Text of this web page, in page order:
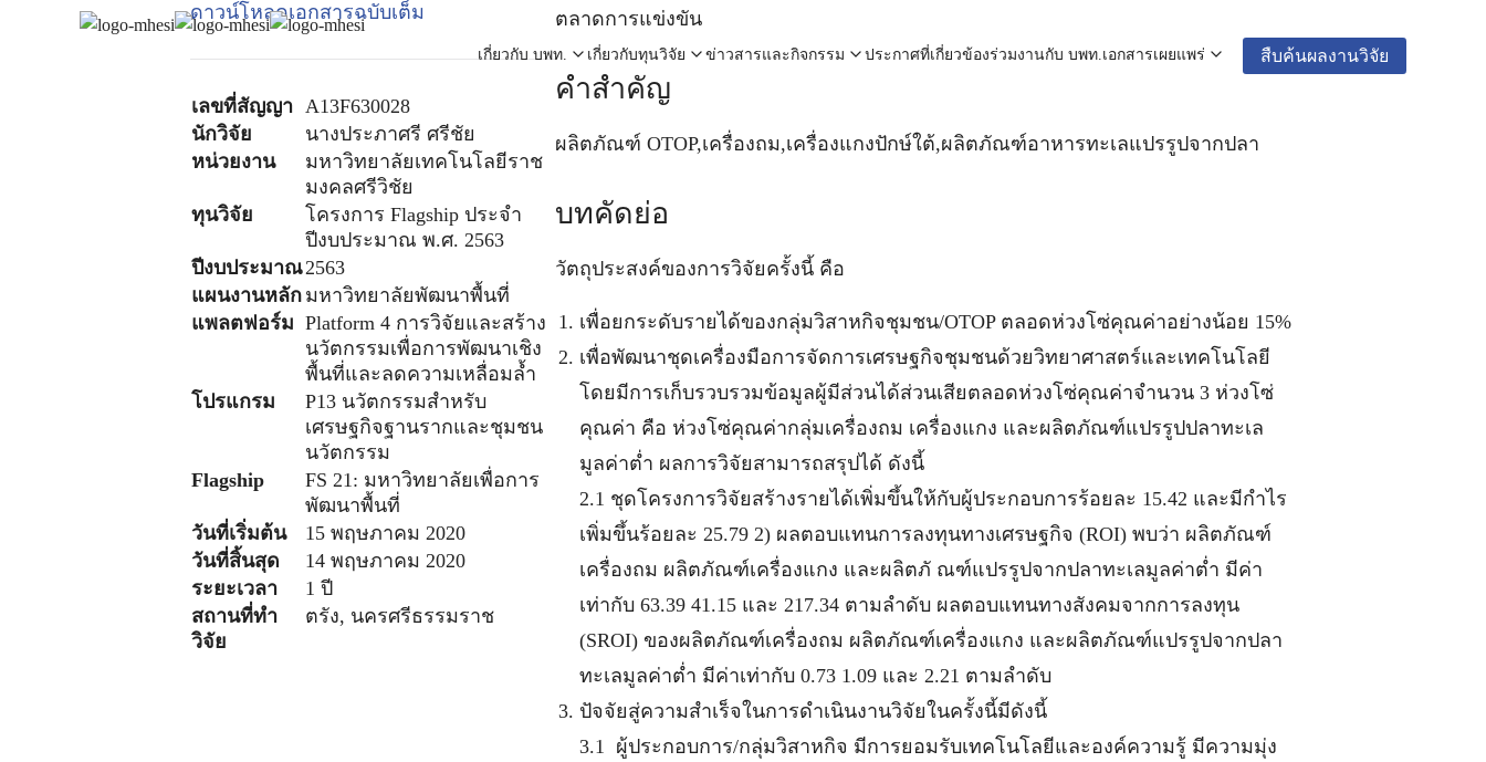
เกี่ยวกับ บพท. เกี่ยวกับทุนวิจัย ข่าวสารและกิจกรรม ประกาศที่เกี่ยวข้องร่วมงานกับ บพท.เอกสารเผยแพร่ สืบค้นผลงานวิจัย
ดาวน์โหลดเอกสารฉบับเต็ม
เลขที่สัญญา A13F630028
นักวิจัย
นางประภาศรี ศรีชัย
หน่วยงาน
มหาวิทยาลัยเทคโนโลยีราช
มงคลศรีวิชัย
ทุนวิจัย
โครงการ Flagship ประจำ
ปีงบประมาณ พ.ศ. 2563
ปีงบประมาณ2563
แผนงานหลัก มหาวิทยาลัยพัฒนาพื้นที่
แพลตฟอร์ม Platform 4 การวิจัยและสร้าง
นวัตกรรมเพื่อการพัฒนาเชิง
พื้นที่และลดความเหลื่อมล้ำ
โปรแกรม
P13 นวัตกรรมสำหรับ
เศรษฐกิจฐานรากและชุมชน
นวัตกรรม
Flagship
FS 21: มหาวิทยาลัยเพื่อการ
พัฒนาพื้นที่
วันที่เริ่มต้น
15 พฤษภาคม 2020
วันที่สิ้นสุด
14 พฤษภาคม 2020
ระยะเวลา
1 ปี
สถานที่ทำ
วิจัย
ตรัง, นครศรีธรรมราช
ตลาดการแข่งขัน
คำสำคัญ
ผลิตภัณฑ์ OTOP,เครื่องถม,เครื่องแกงปักษ์ใต้,ผลิตภัณฑ์อาหารทะเลแปรรูปจากปลา
บทคัดย่อ
วัตถุประสงค์ของการวิจัยครั้งนี้ คือ
เพื่อยกระดับรายได้ของกลุ่มวิสาหกิจชุมชน/OTOP ตลอดห่วงโซ่คุณค่าอย่างน้อย 15%
เพื่อพัฒนาชุดเครื่องมือการจัดการเศรษฐกิจชุมชนด้วยวิทยาศาสตร์และเทคโนโลยี
โดยมีการเก็บรวบรวมข้อมูลผู้มีส่วนได้ส่วนเสียตลอดห่วงโซ่คุณค่าจำนวน 3 ห่วงโซ่
คุณค่า คือ ห่วงโซ่คุณค่ากลุ่มเครื่องถม เครื่องแกง และผลิตภัณฑ์แปรรูปปลาทะเล
มูลค่าต่ำ ผลการวิจัยสามารถสรุปได้ ดังนี้
2.1 ชุดโครงการวิจัยสร้างรายได้เพิ่มขึ้นให้กับผู้ประกอบการร้อยละ 15.42 และมีกำไร
เพิ่มขึ้นร้อยละ 25.79 2) ผลตอบแทนการลงทุนทางเศรษฐกิจ (ROI) พบว่า ผลิตภัณฑ์
เครื่องถม ผลิตภัณฑ์เครื่องแกง และผลิตภั ณฑ์แปรรูปจากปลาทะเลมูลค่าต่ำ มีค่า
เท่ากับ 63.39 41.15 และ 217.34 ตามลำดับ ผลตอบแทนทางสังคมจากการลงทุน
(SROI) ของผลิตภัณฑ์เครื่องถม ผลิตภัณฑ์เครื่องแกง และผลิตภัณฑ์แปรรูปจากปลา
ทะเลมูลค่าต่ำ มีค่าเท่ากับ 0.73 1.09 และ 2.21 ตามลำดับ
ปัจจัยสู่ความสำเร็จในการดำเนินงานวิจัยในครั้งนี้มีดังนี้
3.1 ผู้ประกอบการ/กลุ่มวิสาหกิจ มีการยอมรับเทคโนโลยีและองค์ความรู้ มีความมุ่ง